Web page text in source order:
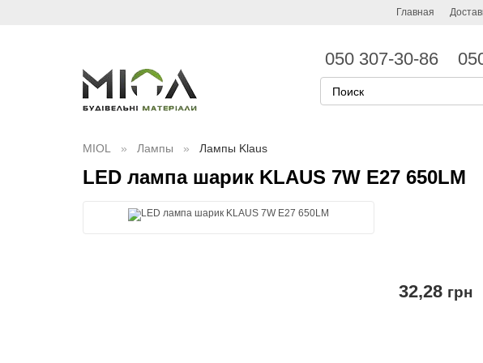
Главная
050 307-30-86
MIOL Лампы Лампы Klaus
LED лампа шарик KLAUS 7W E27 650LM
32,28 грн